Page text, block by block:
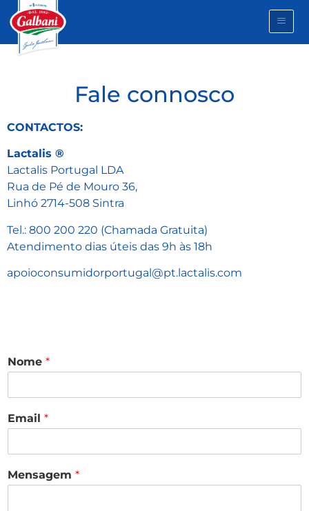
Fale connosco
CONTACTOS:
Lactalis ®
Lactalis Portugal LDA
Rua de Pé de Mouro 36,
Linhó 2714-508 Sintra
Tel.: 800 200 220 (Chamada Gratuita)
Atendimento dias úteis das 9h às 18h
apoioconsumidorportugal@pt.lactalis.com
Nome *
Email *
Mensagem *